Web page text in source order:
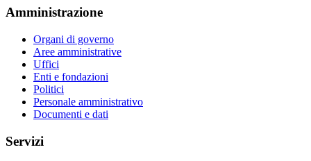
Amministrazione
Organi di governo
Aree amministrative
Uffici
Enti e fondazioni
Politici
Personale amministrativo
Documenti e dati
Servizi